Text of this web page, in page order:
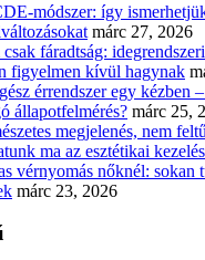
így
márc 27, 2026
fáradtság:
figyelmen kívül hagynak
érrendszer egy kézben
állapotfelmérés? márc 25,
megjelenés, nem
ma az esztétikai
vérnyomás nőknél: sokan
márc 23, 2026